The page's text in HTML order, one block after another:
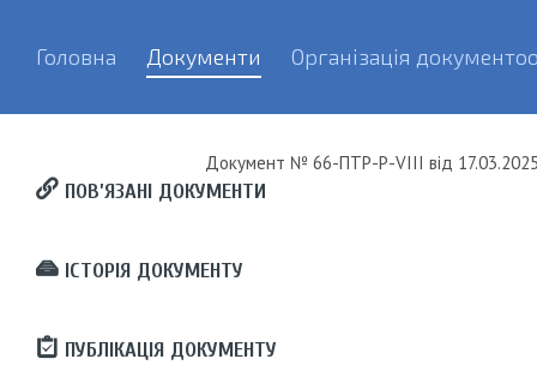
Головна Документи Організація
Документ № 66-ПТР-Р-VIII від
ПОВ’ЯЗАНІ ДОКУМЕНТИ
ІСТОРІЯ ДОКУМЕНТУ
ПУБЛІКАЦІЯ ДОКУМЕНТУ